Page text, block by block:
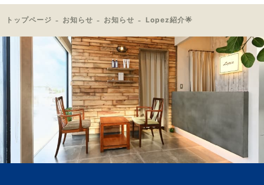
トップページ お知らせ お知らせ Lopez紹介🌟